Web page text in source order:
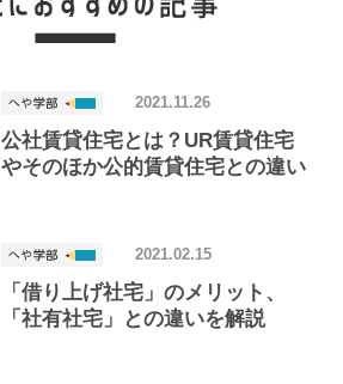
公社賃貸住宅とは？UR賃貸住宅
やそのほか公的賃貸住宅との違い
2021.11.26
「借り上げ社宅」のメリット、
「社有社宅」との違いを解説
2021.02.15